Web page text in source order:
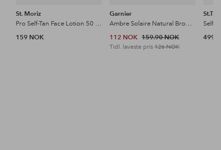
St. Moriz
Pro Self-Tan Face Lotion 50 Ml
159 NOK
Garnier
Ambre Solaire Natural Bronzer Self-Tan Lotion For Normal Skin Medium 175 Ml
112 NOK 159.90 NOK
Tidl. laveste pris126 NOK
499